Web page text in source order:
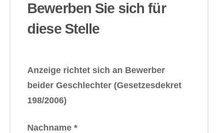
Bewerben Sie sich für
diese Stelle
Anzeige richtet sich an Bewerber
beider Geschlechter (Gesetzesdekret
198/2006)
Nachname *